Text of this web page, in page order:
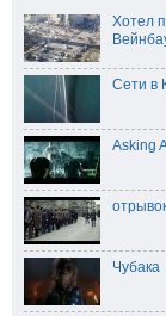
Хотел
Сети в
Asking
Чубака